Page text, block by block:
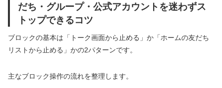
だち・グループ・公式アカウントを迷わずス
トップできるコツ
ブロックの基本は「トーク画面から止める」か「ホームの友だち
リストから止める」かの2パターンです。
主なブロック操作の流れを整理します。